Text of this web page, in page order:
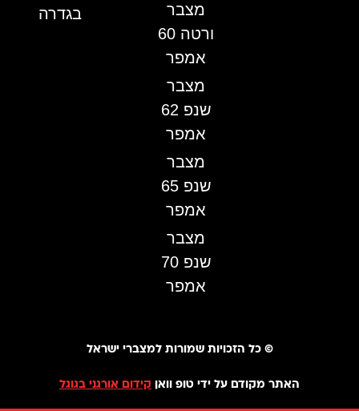
מצבר
ורטה 60
אמפר
מצבר
שנפ 62
אמפר
מצבר
שנפ 65
אמפר
מצבר
שנפ 70
אמפר
בגדרה
©️ כל הזכויות שמורות למצברי ישראל
האתר מקודם על ידי טופ וואן קידום אורגני בגוגל